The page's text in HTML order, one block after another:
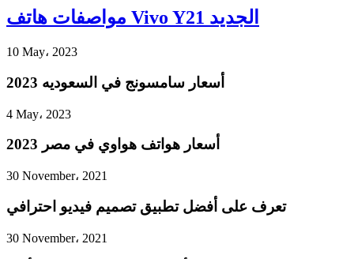
مواصفات هاتف Vivo Y21 الجديد
10 May، 2023
أسعار سامسونج في السعوديه 2023
4 May، 2023
أسعار هواتف هواوي في مصر 2023
30 November، 2021
تعرف على أفضل تطبيق تصميم فيديو احترافي
30 November، 2021